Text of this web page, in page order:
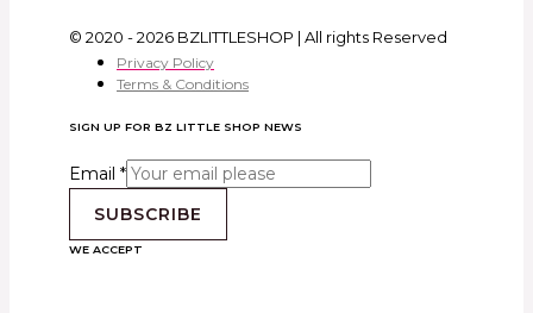
© 2020 - 2026 BZLITTLESHOP | All rights Reserved
Privacy Policy
Terms & Conditions
SIGN UP FOR BZ LITTLE SHOP NEWS
Email *
SUBSCRIBE
WE ACCEPT